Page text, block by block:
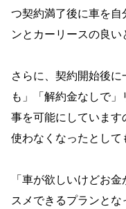
つ契約満了後に車を
ンとカーリースの良い
さらに、契約開始後
も」「解約金なしで
事を可能にしていま
使わなくなったとして
「車が欲しいけどお
スメできるプランとな